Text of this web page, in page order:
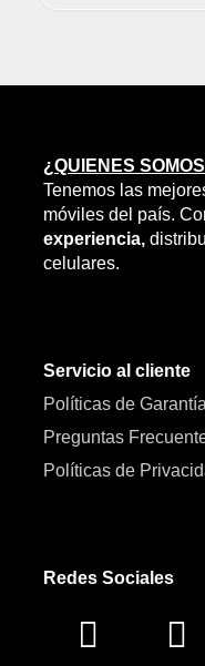
¿QUIENES
Tenemos las
móviles del país.
experiencia,
celulares.
Servicio al cliente
Políticas de Garantía
Preguntas
Políticas de
Redes Sociales